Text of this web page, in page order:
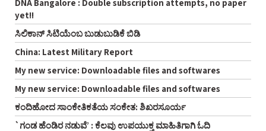
DNA Bangalore : Double subscription attempts, no paper
yet!!
ಸಿಲಿಕಾನ್ ಸಿಟಿಯೆಂಬ ಬುಡುಬುಡಿಕೆ ಬಿಡಿ
China: Latest Military Report
My new service: Downloadable files and softwares
My new service: Downloadable files and softwares
ಕಂದಿಹೋದ ಸಾಂಕೇತಿಕತೆಯ ಸಂಕೇತ: ಶಿಖರಸೂರ್ಯ
`ಗಂಡ ಹೆಂಡಿರ ನಡುವೆ’ : ಕೆಲವು ಉಪಯುಕ್ತ ಮಾಹಿತಿಗಾಗಿ ಓದಿ